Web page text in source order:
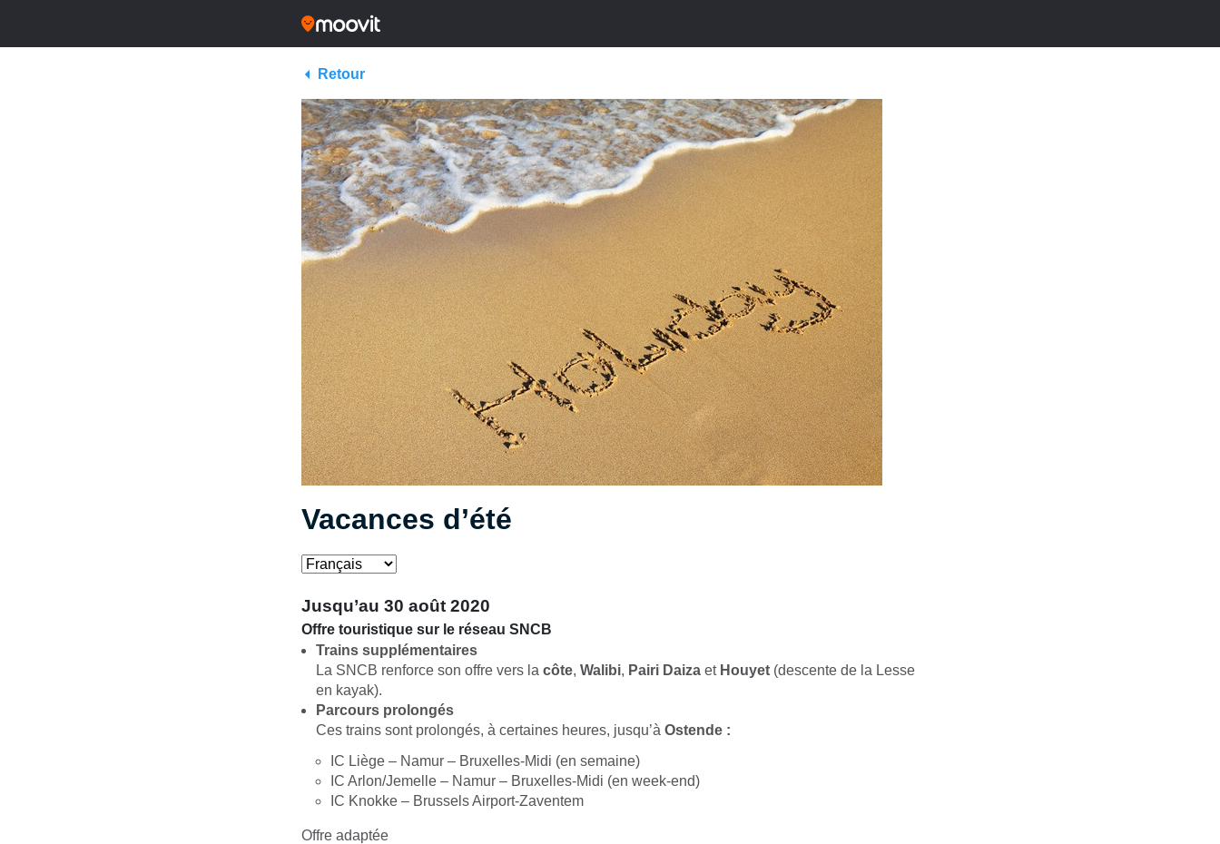
Retour
Vacances d’été
Jusqu’au 30 août 2020
Offre touristique sur le réseau SNCB
Trains supplémentaires
La SNCB renforce son offre vers la côte, Walibi, Pairi Daiza et Houyet (descente de la Lesse
en kayak).
Parcours prolongés
Ces trains sont prolongés, à certaines heures, jusqu’à Ostende :
IC Liège – Namur – Bruxelles-Midi (en semaine)
IC Arlon/Jemelle – Namur – Bruxelles-Midi (en week-end)
IC Knokke – Brussels Airport-Zaventem
Offre adaptée